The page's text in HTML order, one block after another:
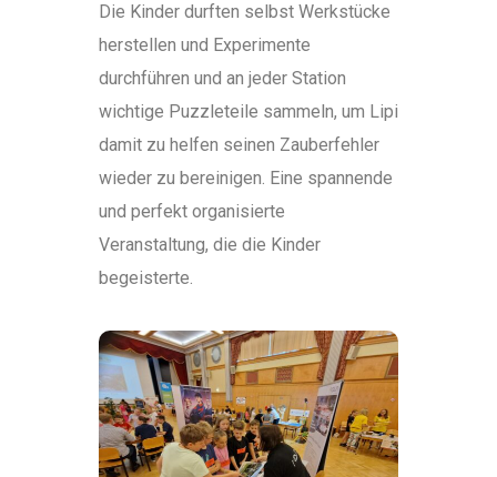
Die Kinder durften selbst Werkstücke
herstellen und Experimente
durchführen und an jeder Station
wichtige Puzzleteile sammeln, um Lipi
damit zu helfen seinen Zauberfehler
wieder zu bereinigen. Eine spannende
und perfekt organisierte
Veranstaltung, die die Kinder
begeisterte.